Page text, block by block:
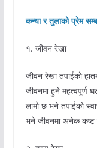
कन्या र तुलाको प्रेम
१. जीवन रेखा
जीवन रेखा तपाईको
जीवनमा हुने महत्वपूर्ण
लामो छ भने तपाईको
भने जीवनमा अनेक कष्ट